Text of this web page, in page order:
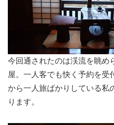
今回通されたのは渓流を眺め
屋。一人客でも快く予約を受
から一人旅ばかりしている私
ります。